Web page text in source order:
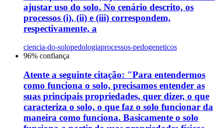
ajustar uso do solo. No cenário descrito, os
processos (i), (ii) e (iii) correspondem,
respectivamente, a
ciencia-do-solopedologiaprocessos-pedogeneticos
96% confiança
Atente a seguinte citação: "Para entendermos
como funciona o solo, precisamos entender as
suas principais propriedades, quer dizer, o que
caracteriza o solo, o que faz o solo funcionar da
maneira como funciona. Basicamente o solo